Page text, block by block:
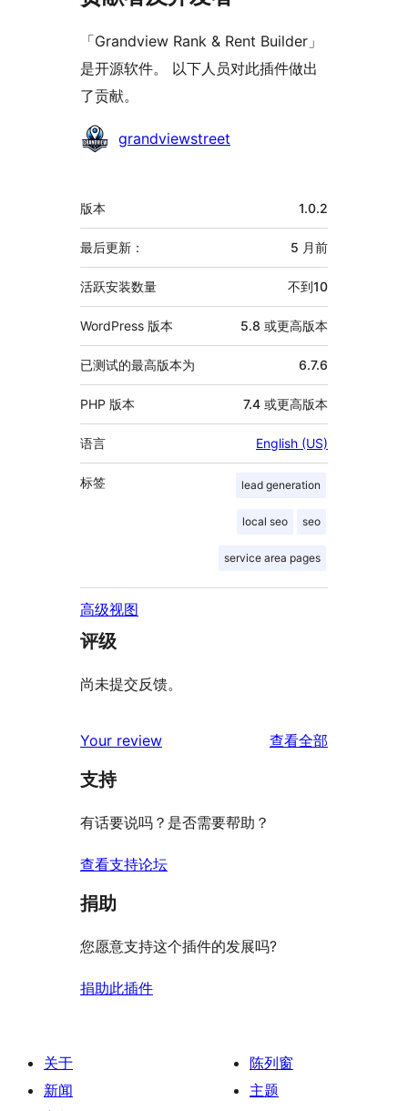
「Grandview Rank & Rent Builder」
是开源软件。 以下人员对此插件做出
了贡献。
贡
grandviewstreet
额
外
信
息
版本 1.0.2
最后更新： 5 月前
活跃安装数量 不到10
WordPress 版本 5.8 或更高版本
已测试的最高版本为 6.7.6
PHP 版本 7.4 或更高版本
语言 English (US)
标签 lead generation
local seo seo
service area pages
高级视图
评级
尚未提交反馈。
Your review 查看全部
支持
有话要说吗？是否需要帮助？
查看支持论坛
捐助
您愿意支持这个插件的发展吗?
捐助此插件
关于
新闻
陈列窗
主题